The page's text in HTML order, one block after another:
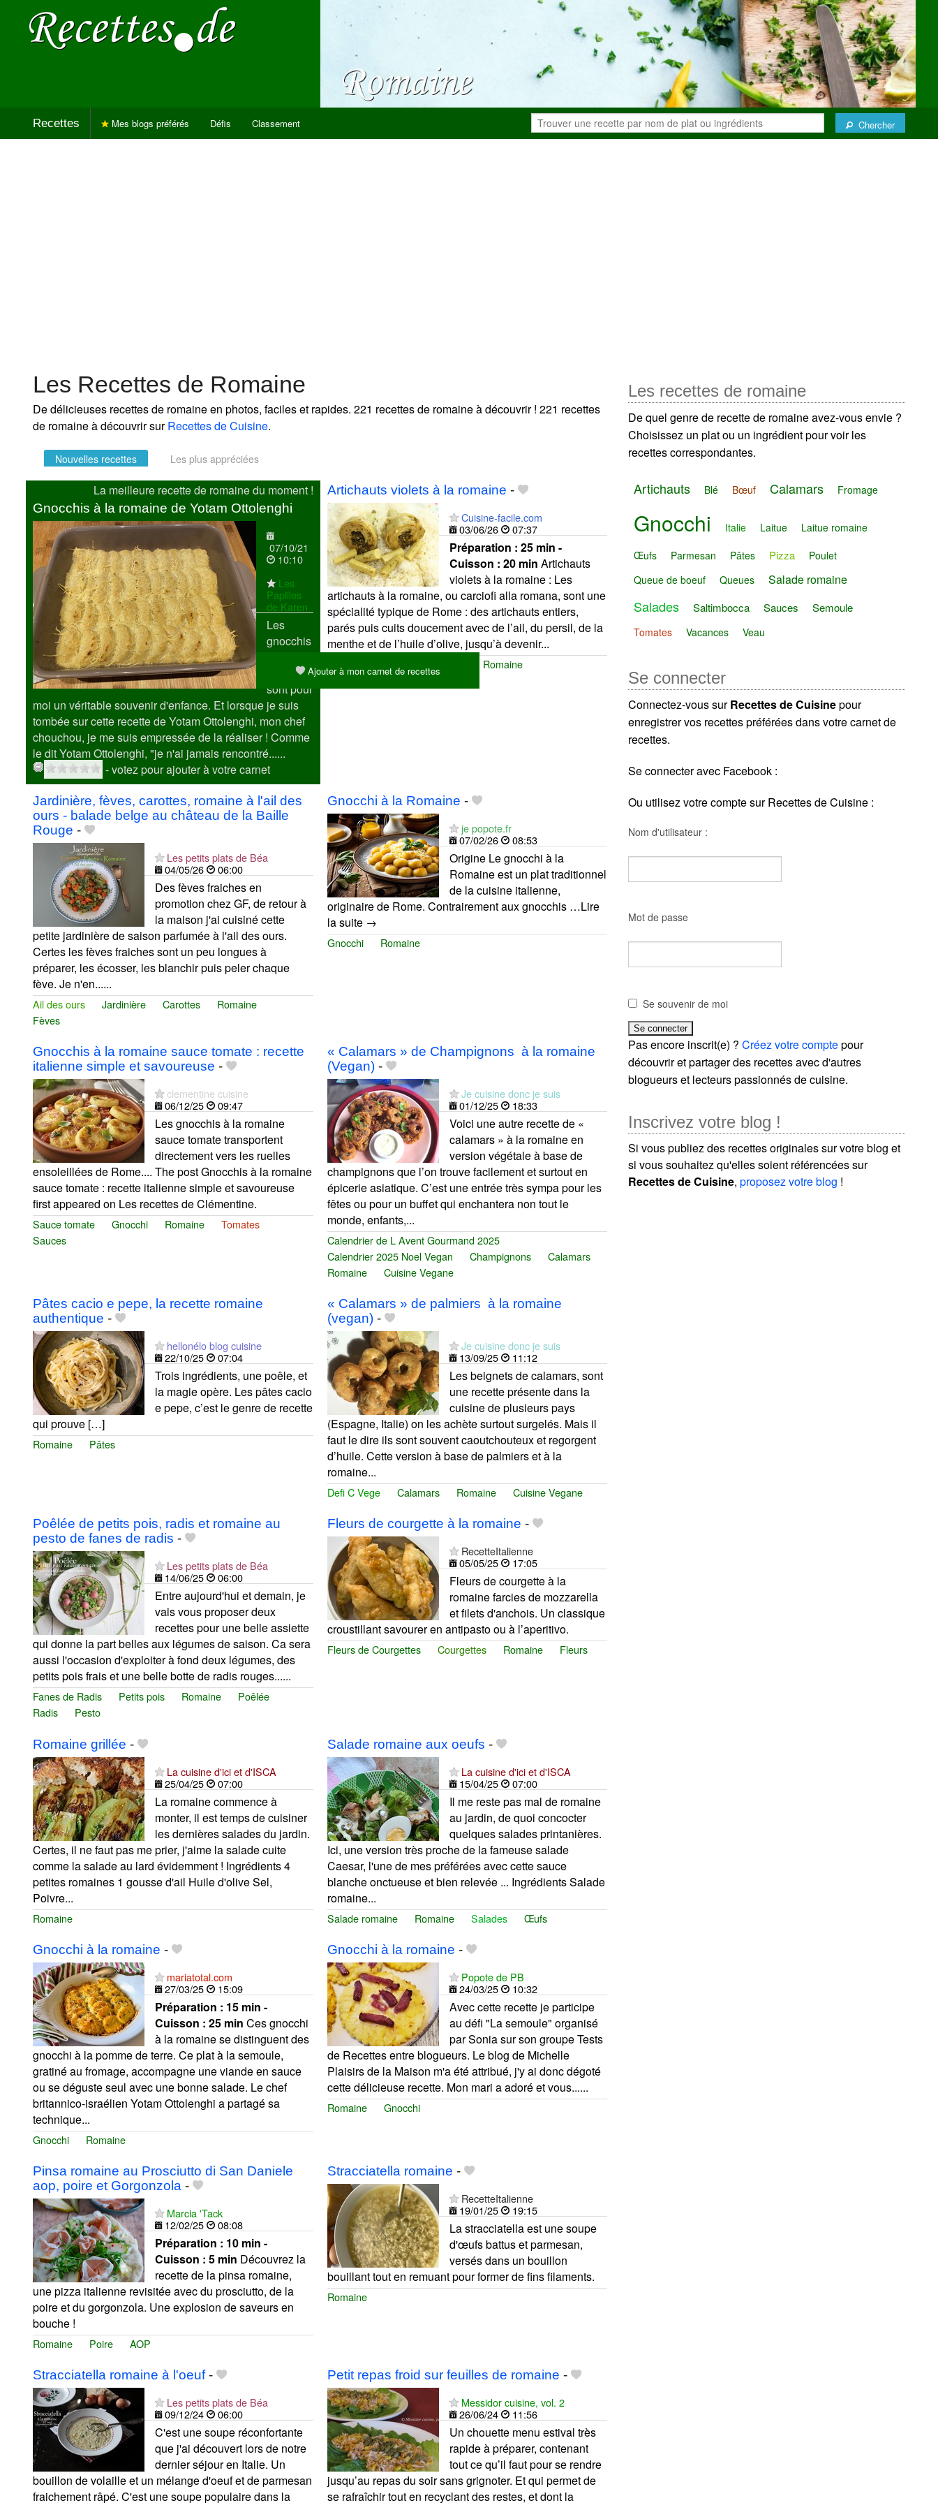
Recettes Chercher
Mes blogs préférés Défis Classement
Les Recettes de Romaine
De délicieuses recettes de romaine en photos, faciles et rapides. 221 recettes de romaine à découvrir ! 221 recettes
de romaine à découvrir surRecettes de Cuisine.
Nouvelles recettes Les plus appréciées
La meilleure recette de romaine du moment !
Gnocchis à la romaine de Yotam Ottolenghi
Ajouter à mon carnet de recettes
07/10/21
10:10
Les
Papilles
de Karen
Les
gnocchis
romaine
sont pour
moi un véritable souvenir d'enfance. Et lorsque je suis
tombée sur cette recette de Yotam Ottolenghi, mon chef
chouchou, je me suis empressée de la réaliser ! Comme
le dit Yotam Ottolenghi, "je n'ai jamais rencontré......
- votez pour ajouter à votre carnet
Artichauts violets à la romaine -
Cuisine-facile.com
03/06/26
07:37
Préparation : 25 min -
Cuisson : 20 min Artichauts
violets à la romaine : Les
artichauts à la romaine, ou carciofi alla romana, sont une
spécialité typique de Rome : des artichauts entiers,
parés puis cuits doucement avec de l’ail, du persil, de la
menthe et de l’huile d’olive, jusqu’à devenir...
Romaine
Jardinière, fèves, carottes, romaine à l'ail des
ours - balade belge au château de la Baille
Rouge -
Les petits plats de Béa
04/05/26
06:00
Des fèves fraiches en
promotion chez GF, de retour à
la maison j'ai cuisiné cette
petite jardinière de saison parfumée à l'ail des ours.
Certes les fèves fraiches sont un peu longues à
préparer, les écosser, les blanchir puis peler chaque
fève. Je n'en......
Ail des ours Jardinière Carottes
Romaine
Fèves
Gnocchi à la Romaine -
je popote.fr
07/02/26
08:53
Origine Le gnocchi à la
Romaine est un plat traditionnel
de la cuisine italienne,
originaire de Rome. Contrairement aux gnocchis …Lire
la suite →
Gnocchi Romaine
Gnocchis à la romaine sauce tomate : recette
italienne simple et savoureuse -
clementine cuisine
06/12/25
09:47
Les gnocchis à la romaine
sauce tomate transportent
directement vers les ruelles
ensoleillées de Rome.... The post Gnocchis à la romaine
sauce tomate : recette italienne simple et savoureuse
first appeared on Les recettes de Clémentine.
Sauce tomate Gnocchi Romaine
Tomates
Sauces
« Calamars » de Champignons à la romaine
(Vegan)-
Je cuisine donc je suis
01/12/25
18:33
Voici une autre recette de «
calamars » à la romaine en
version végétale à base de
champignons que l’on trouve facilement et surtout en
épicerie asiatique. C’est une entrée très sympa pour les
fêtes ou pour un buffet qui enchantera non tout le
monde, enfants,...
Calendrier de L Avent Gourmand 2025
Calendrier 2025 Noel Vegan
Champignons
Calamars
Romaine
Cuisine Vegane
Pâtes cacio e pepe, la recette romaine
authentique -
hellonélo blog cuisine
22/10/25
07:04
Trois ingrédients, une poêle, et
la magie opère. Les pâtes cacio
e pepe, c’est le genre de recette
qui prouve […]
Romaine Pâtes
« Calamars » de palmiers à la romaine
(vegan)-
Je cuisine donc je suis
13/09/25
11:12
Les beignets de calamars, sont
une recette présente dans la
cuisine de plusieurs pays
(Espagne, Italie) on les achète surtout surgelés. Mais il
faut le dire ils sont souvent caoutchouteux et regorgent
d’huile. Cette version à base de palmiers et à la
romaine...
Defi C Vege Calamars Romaine Cuisine Vegane
Poêlée de petits pois, radis et romaine au
pesto de fanes de radis -
Les petits plats de Béa
14/06/25
06:00
Entre aujourd'hui et demain, je
vais vous proposer deux
recettes pour une belle assiette
qui donne la part belles aux légumes de saison. Ca sera
aussi l'occasion d'exploiter à fond deux légumes, des
petits pois frais et une belle botte de radis rouges......
Fanes de Radis Petits pois Romaine
Poêlée
Radis
Pesto
Fleurs de courgette à la romaine -
RecetteItalienne
05/05/25
17:05
Fleurs de courgette à la
romaine farcies de mozzarella
et filets d'anchois. Un classique
croustillant savourer en antipasto ou à l’aperitivo.
Fleurs de Courgettes Courgettes Romaine Fleurs
Romaine grillée -
La cuisine d'ici et d'ISCA
25/04/25
07:00
La romaine commence à
monter, il est temps de cuisiner
les dernières salades du jardin.
Certes, il ne faut pas me prier, j'aime la salade cuite
comme la salade au lard évidemment ! Ingrédients 4
petites romaines 1 gousse d'ail Huile d'olive Sel,
Poivre...
Romaine
Salade romaine aux oeufs -
La cuisine d'ici et d'ISCA
15/04/25
07:00
Il me reste pas mal de romaine
au jardin, de quoi concocter
quelques salades printanières.
Ici, une version très proche de la fameuse salade
Caesar, l'une de mes préférées avec cette sauce
blanche onctueuse et bien relevée ... Ingrédients Salade
romaine...
Salade romaine Romaine Salades Œufs
Gnocchi à la romaine -
mariatotal.com
27/03/25
15:09
Préparation : 15 min -
Cuisson : 25 min Ces gnocchi
à la romaine se distinguent des
gnocchi à la pomme de terre. Ce plat à la semoule,
gratiné au fromage, accompagne une viande en sauce
ou se déguste seul avec une bonne salade. Le chef
britannico-israélien Yotam Ottolenghi a partagé sa
technique...
Gnocchi Romaine
Gnocchi à la romaine -
Popote de PB
24/03/25
10:32
Avec cette recette je participe
au défi "La semoule" organisé
par Sonia sur son groupe Tests
de Recettes entre blogueurs. Le blog de Michelle
Plaisirs de la Maison m'a été attribué, j'y ai donc dégoté
cette délicieuse recette. Mon mari a adoré et vous......
Romaine Gnocchi
Pinsa romaine au Prosciutto di San Daniele
aop, poire et Gorgonzola -
Marcia 'Tack
12/02/25
08:08
Préparation : 10 min -
Cuisson : 5 min Découvrez la
recette de la pinsa romaine,
une pizza italienne revisitée avec du prosciutto, de la
poire et du gorgonzola. Une explosion de saveurs en
bouche !
Romaine Poire AOP
Stracciatella romaine -
RecetteItalienne
19/01/25
19:15
La stracciatella est une soupe
d'œufs battus et parmesan,
versés dans un bouillon
bouillant tout en remuant pour former de fins filaments.
Romaine
Stracciatella romaine à l'oeuf-
Les petits plats de Béa
09/12/24
06:00
C'est une soupe réconfortante
que j'ai découvert lors de notre
dernier séjour en Italie. Un
bouillon de volaille et un mélange d'oeuf et de parmesan
fraichement râpé. C'est une soupe populaire dans la
Petit repas froid sur feuilles de romaine -
Messidor cuisine, vol. 2
26/06/24
11:56
Un chouette menu estival très
rapide à préparer, contenant
tout ce qu’il faut pour se rendre
jusqu’au repas du soir sans grignoter. Et qui permet de
se rafraîchir tout en recyclant des restes, et dont la
Les recettes de romaine
De quel genre de recette de romaine avez-vous envie ?
Choisissez un plat ou un ingrédient pour voir les
recettes correspondantes.
Artichauts Blé Bœuf Calamars Fromage
Gnocchi Italie Laitue
Laitue romaine
Œufs
Parmesan Pâtes Pizza
Poulet
Queue de boeuf
Queues Salade romaine
Salades Saltimbocca Sauces Semoule
Tomates Vacances Veau
Se connecter
Connectez-vous surRecettes de Cuisinepour
enregistrer vos recettes préférées dans votre carnet de
recettes.
Se connecter avec Facebook :
Ou utilisez votre compte sur Recettes de Cuisine :
Nom d'utilisateur :
Mot de passe
Se souvenir de moi
Pas encore inscrit(e) ?Créez votre comptepour
découvrir et partager des recettes avec d'autres
blogueurs et lecteurs passionnés de cuisine.
Inscrivez votre blog !
Si vous publiez des recettes originales sur votre blog et
si vous souhaitez qu'elles soient référencées sur
Recettes de Cuisine,proposez votre blog !